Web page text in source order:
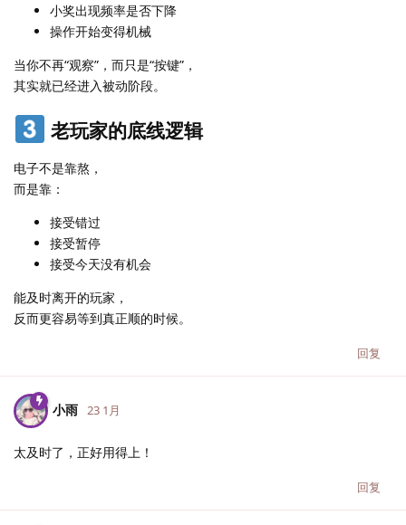
小奖出现频率是否下降
操作开始变得机械
当你不再“观察”，而只是“按键”，
其实就已经进入被动阶段。
老玩家的底线逻辑
电子不是靠熬，
而是靠：
接受错过
接受暂停
接受今天没有机会
能及时离开的玩家，
反而更容易等到真正顺的时候。
回复
小雨 23 1月
太及时了，正好用得上！
回复